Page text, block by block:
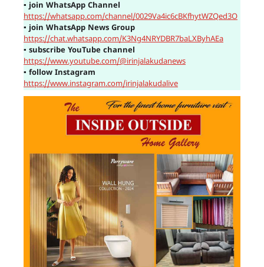
▪ join WhatsApp Channel
https://whatsapp.com/channel/0029Va4ic6cBKfhytWZQed3O
▪ join WhatsApp News Group
https://chat.whatsapp.com/K3Ng4NRYDBR7baLXByhAEa
▪ subscribe YouTube channel
https://www.youtube.com/@irinjalakudanews
▪ follow Instagram
https://www.instagram.com/irinjalakudalive